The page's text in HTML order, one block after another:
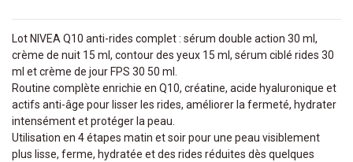
Lot NIVEA Q10 anti-rides complet : sérum double action 30 ml,
crème de nuit 15 ml, contour des yeux 15 ml, sérum ciblé rides 30
ml et crème de jour FPS 30 50 ml.
Routine complète enrichie en Q10, créatine, acide hyaluronique et
actifs anti-âge pour lisser les rides, améliorer la fermeté, hydrater
intensément et protéger la peau.
Utilisation en 4 étapes matin et soir pour une peau visiblement
plus lisse, ferme, hydratée et des rides réduites dès quelques